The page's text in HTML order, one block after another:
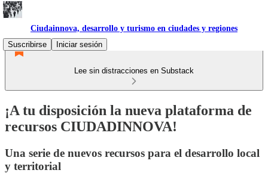
Ciudainnova, desarrollo y turismo en ciudades y regiones
Suscribirse
Iniciar sesión
Lee sin distracciones en Substack
¡A tu disposición la nueva plataforma de
recursos CIUDADINNOVA!
Una serie de nuevos recursos para el desarrollo local
y territorial